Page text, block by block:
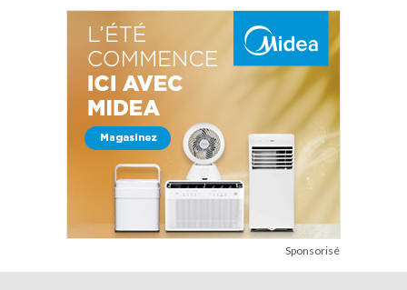
Sponsorisé